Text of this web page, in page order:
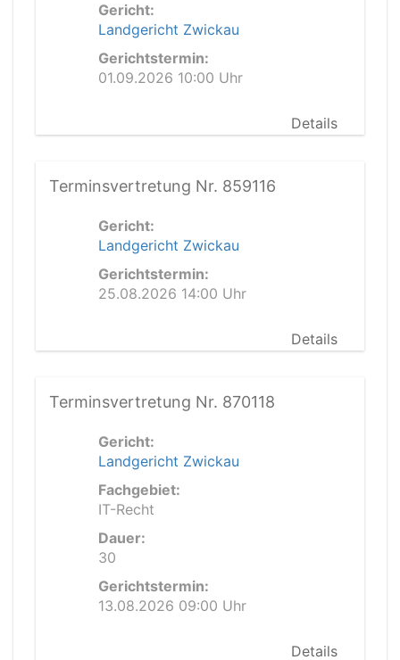
Gericht:
Landgericht Zwickau
Gerichtstermin:
01.09.2026 10:00 Uhr
Details
Terminsvertretung Nr. 859116
Gericht:
Landgericht Zwickau
Gerichtstermin:
25.08.2026 14:00 Uhr
Details
Terminsvertretung Nr. 870118
Gericht:
Landgericht Zwickau
Fachgebiet:
IT-Recht
Dauer:
30
Gerichtstermin:
13.08.2026 09:00 Uhr
Details